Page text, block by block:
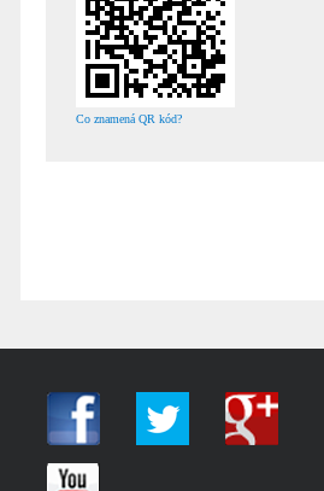
Co znamená QR kód?